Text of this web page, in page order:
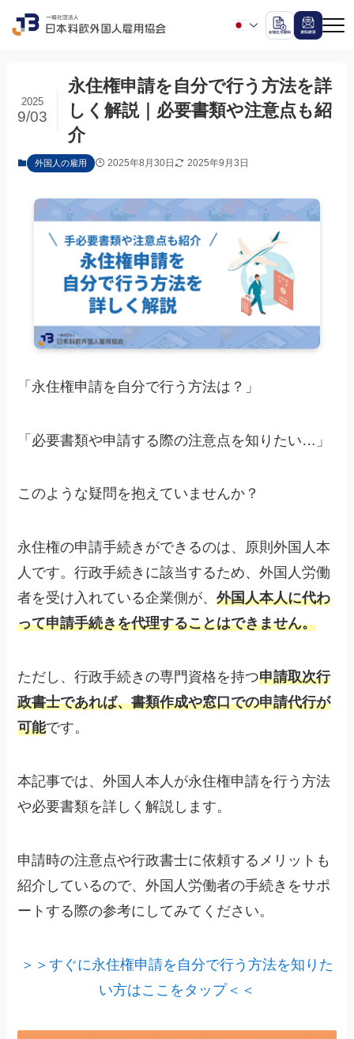
永住権申請を自分で行う方法を詳
しく解説｜必要書類や注意点も紹
介
2025
9/03
外国人の雇用 2025年8月30日 2025年9月3日
「永住権申請を自分で行う方法は？」
「必要書類や申請する際の注意点を知りたい…」
このような疑問を抱えていませんか？
永住権の申請手続きができるのは、原則外国人本
人です。行政手続きに該当するため、外国人労働
者を受け入れている企業側が、外国人本人に代わ
って申請手続きを代理することはできません。
ただし、行政手続きの専門資格を持つ申請取次行
政書士であれば、書類作成や窓口での申請代行が
可能です。
本記事では、外国人本人が永住権申請を行う方法
や必要書類を詳しく解説します。
申請時の注意点や行政書士に依頼するメリットも
紹介しているので、外国人労働者の手続きをサポ
ートする際の参考にしてみてください。
＞＞すぐに永住権申請を自分で行う方法を知りた
い方はここをタップ＜＜